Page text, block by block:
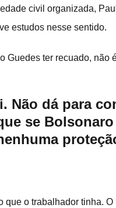
civil organizada,
estudos nesse sentido.
Guedes ter recuado, não
Não dá para
se
o trabalhador tinha.